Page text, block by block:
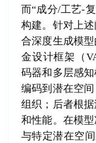
而“成分/工艺-
构建。针对上
合深度生成模
金设计框架（
码器和多层感
编码到潜在空
组织；后者根
和性能。在模
与特定潜在空